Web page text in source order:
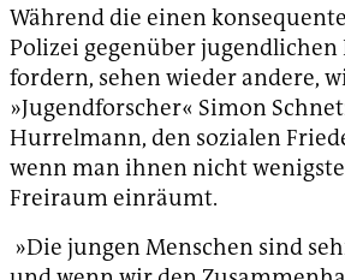
Während die einen
Polizei gegenüber
fordern, sehen wieder andere,
»Jugendforscher« Simon
Hurrelmann, den sozialen
wenn man ihnen nicht
Freiraum einräumt.
»Die jungen Menschen sind